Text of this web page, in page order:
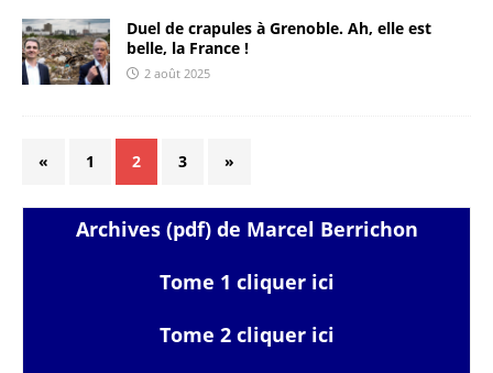
Duel de crapules à Grenoble. Ah, elle est
belle, la France !
2 août 2025
« 1 2 3 »
Archives (pdf) de Marcel Berrichon
Tome 1 cliquer ici
Tome 2 cliquer ici